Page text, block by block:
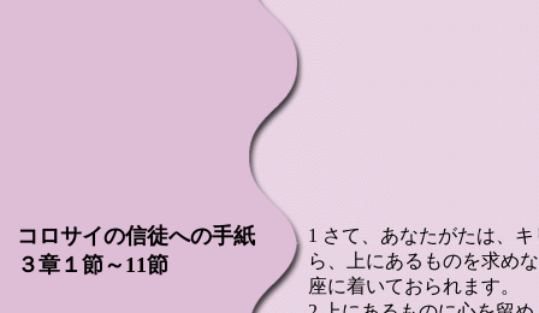
コロサイの信徒への手紙
３章１節～11節
1 さて、あなたがたは、
ら、上にあるものを求め
座に着いておられます。